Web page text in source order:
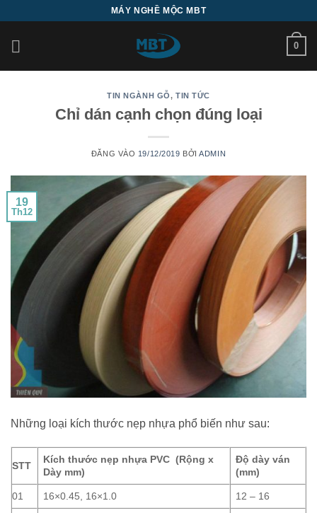
nội
MÁY NGHỀ MỘC MBT
0
TIN NGÀNH GỖ, TIN TỨC
Chỉ dán cạnh chọn đúng loại
ĐĂNG VÀO 19/12/2019 BỞIADMIN
19
Th12
Những loại kích thước nẹp nhựa phổ biến như sau:
STT
Kích thước nẹp nhựa PVC (Rộng x
Dày mm)
Độ dày ván
(mm)
01 16×0.45, 16×1.0 12 – 16